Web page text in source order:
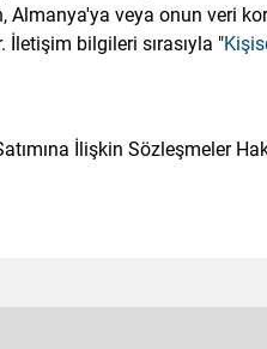
Almanya'ya veya onun veri
İletişim bilgileri sırasıyla "
İlişkin Sözleşmeler